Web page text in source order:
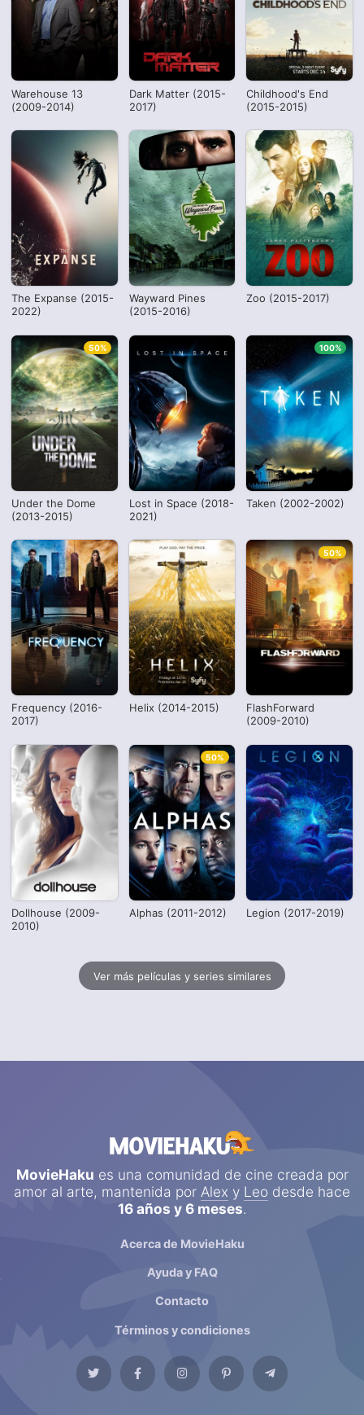
Warehouse 13
(2009-2014)
Dark Matter (2015-
2017)
Childhood's End
(2015-2015)
The Expanse (2015-
2022)
Wayward Pines
(2015-2016)
Zoo (2015-2017)
Under the Dome
(2013-2015)
50%
Lost in Space (2018-
2021)
Taken (2002-2002)
100%
Frequency (2016-
2017)
Helix (2014-2015)
FlashForward
(2009-2010)
50%
Dollhouse (2009-
2010)
Alphas (2011-2012)
50%
Legion (2017-2019)
Ver más películas y series similares
MovieHaku es una comunidad de cine creada por
amor al arte, mantenida por Alex y Leo desde hace
16 años y 6 meses.
Acerca de MovieHaku
Ayuda y FAQ
Contacto
Términos y condiciones